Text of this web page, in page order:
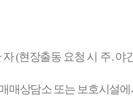
(현장출동 요청 시 주․야
매상담소 또는 보호시설에